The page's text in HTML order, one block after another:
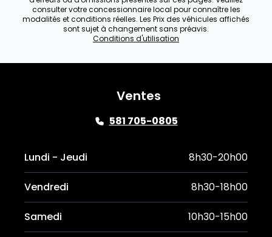
consulter votre concessionnaire local pour connaître les
modalités et conditions réelles. Les Prix des véhicules affichés
sont sujet à changement sans préavis.
Conditions d'utilisation
Ventes
581 705-0805
Lundi - Jeudi 8h30-20h00
Vendredi 8h30-18h00
Samedi 10h30-15h00